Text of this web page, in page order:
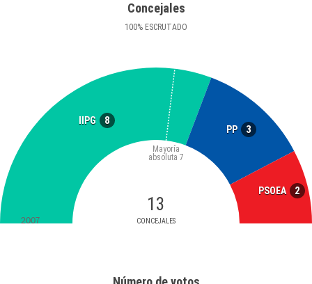
Concejales
100% ESCRUTADO
IIPG 8
PP 3
PSOEA 2
13
CONCEJALES
Mayoría
absoluta 7
2007